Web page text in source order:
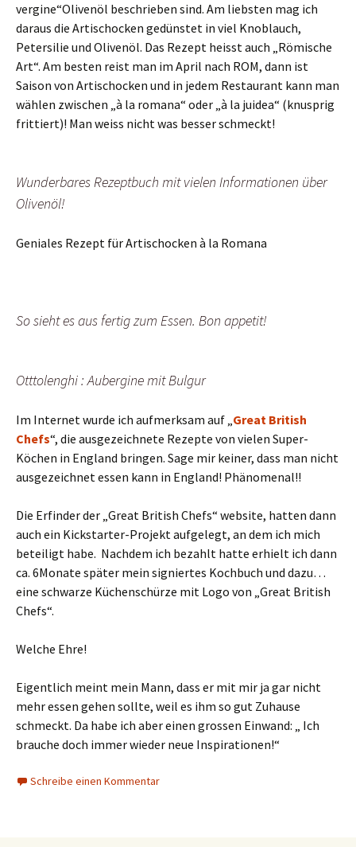
vergine“Olivenöl beschrieben sind. Am liebsten mag ich
daraus die Artischocken gedünstet in viel Knoblauch,
Petersilie und Olivenöl. Das Rezept heisst auch „Römische
Art“. Am besten reist man im April nach ROM, dann ist
Saison von Artischocken und in jedem Restaurant kann man
wählen zwischen „à la romana“ oder „à la juidea“ (knusprig
frittiert)! Man weiss nicht was besser schmeckt!
Wunderbares Rezeptbuch mit vielen Informationen über
Olivenöl!
Geniales Rezept für Artischocken à la Romana
So sieht es aus fertig zum Essen. Bon appetit!
Otttolenghi : Aubergine mit Bulgur
Im Internet wurde ich aufmerksam auf „Great British
Chefs“, die ausgezeichnete Rezepte von vielen Super-
Köchen in England bringen. Sage mir keiner, dass man nicht
ausgezeichnet essen kann in England! Phänomenal!!
Die Erfinder der „Great British Chefs“ website, hatten dann
auch ein Kickstarter-Projekt aufgelegt, an dem ich mich
beteiligt habe. Nachdem ich bezahlt hatte erhielt ich dann
ca. 6Monate später mein signiertes Kochbuch und dazu…
eine schwarze Küchenschürze mit Logo von „Great British
Chefs“.
Welche Ehre!
Eigentlich meint mein Mann, dass er mit mir ja gar nicht
mehr essen gehen sollte, weil es ihm so gut Zuhause
schmeckt. Da habe ich aber einen grossen Einwand: „ Ich
brauche doch immer wieder neue Inspirationen!“
Schreibe einen Kommentar